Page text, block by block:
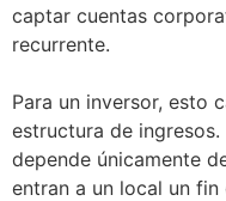
captar cuentas
recurrente.
Para un inversor, esto
estructura de
depende únicamente
entran a un local un fin